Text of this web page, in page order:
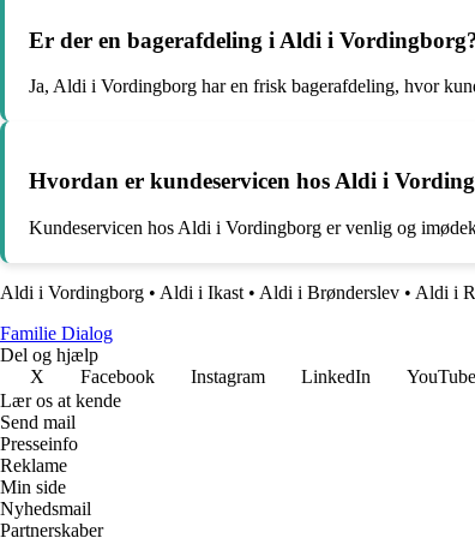
Er der en bagerafdeling i Aldi i
Ja, Aldi i Vordingborg har en frisk bagerafdeling, hvor
Hvordan er kundeservicen hos Aldi i
Kundeservicen hos Aldi i Vordingborg er venlig og
Aldi i Vordingborg • Aldi i Ikast • Aldi i Brønderslev • Aldi i
Familie Dialog
Del og hjælp
X
Facebook Instagram LinkedIn YouTube
Lær os at kende
Send mail
Presseinfo
Reklame
Min side
Nyhedsmail
Partnerskaber